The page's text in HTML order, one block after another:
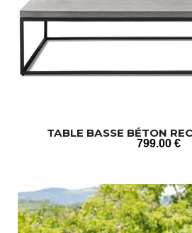
TABLE BASSE BÉTON
799.00 €